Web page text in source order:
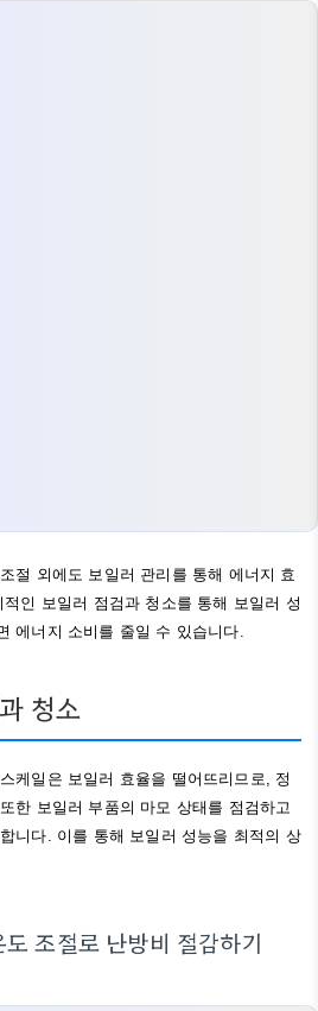
절 외에도 보일러 관리를 통해 에너지 효
인 보일러 점검과 청소를 통해 보일러 성
에너지 소비를 줄일 수 있습니다.
청소
케일은 보일러 효율을 떨어뜨리므로, 정
한 보일러 부품의 마모 상태를 점검하고
니다. 이를 통해 보일러 성능을 최적의 상
조절로 난방비 절감하기